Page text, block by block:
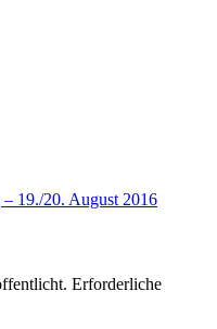
19./20. August 2016
Erforderliche